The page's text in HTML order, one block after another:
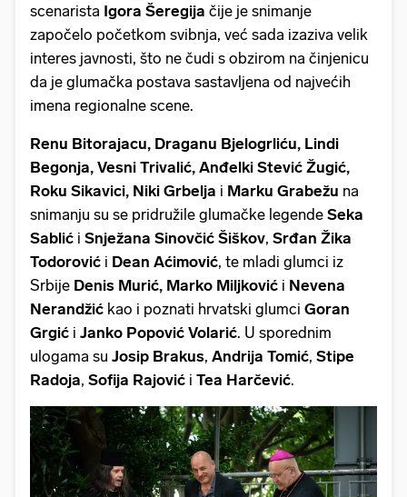
scenarista Igora Šeregija čije je snimanje
započelo početkom svibnja, već sada izaziva velik
interes javnosti, što ne čudi s obzirom na činjenicu
da je glumačka postava sastavljena od najvećih
imena regionalne scene.
Renu Bitorajacu, Draganu Bjelogrliću, Lindi
Begonja, Vesni Trivalić, Anđelki Stević Žugić,
Roku Sikavici, Niki Grbelja i Marku Grabežu na
snimanju su se pridružile glumačke legende Seka
Sablić i Snježana Sinovčić Šiškov, Srđan Žika
Todorović i Dean Aćimović, te mladi glumci iz
Srbije Denis Murić, Marko Miljković i Nevena
Nerandžić kao i poznati hrvatski glumci Goran
Grgić i Janko Popović Volarić. U sporednim
ulogama su Josip Brakus, Andrija Tomić, Stipe
Radoja, Sofija Rajović i Tea Harčević.